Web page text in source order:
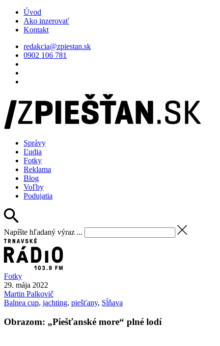
Úvod
Ako inzerovať
Kontakt
redakcia@zpiestan.sk
0902 106 781
Správy
Ľudia
Fotky
Reklama
Blog
Voľby
Podujatia
Napíšte hľadaný výraz ...
Fotky
29. mája 2022
Martin Palkovič
Balnea cup, jachting, piešťany, Sĺňava
Obrazom: „Piešťanské more“ plné lodí